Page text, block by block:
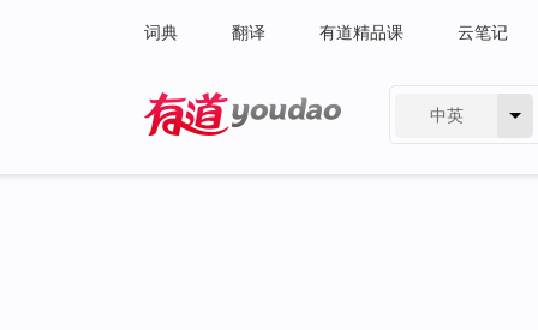
词典 翻译 有道精品课 云笔记
中英